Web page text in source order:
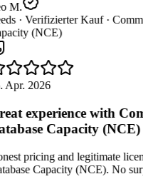
M.
· Verifizierter Kauf ·
(NCE)
Apr. 2026
experience with
Capacity (NCE)
pricing and legitimate
Capacity (NCE). No